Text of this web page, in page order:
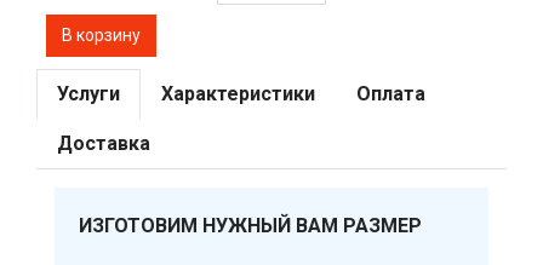
Услуги Характеристики Оплата
Доставка
ИЗГОТОВИМ НУЖНЫЙ ВАМ РАЗМЕР